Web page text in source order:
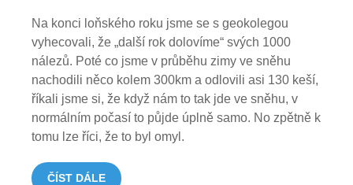
Na konci loňského roku jsme se s geokolegou
vyhecovali, že „další rok dolovíme“ svých 1000
nálezů. Poté co jsme v průběhu zimy ve sněhu
nachodili něco kolem 300km a odlovili asi 130 keší,
říkali jsme si, že když nám to tak jde ve sněhu, v
normálním počasí to půjde úplně samo. No zpětně k
tomu lze říci, že to byl omyl.
ČÍST DÁLE